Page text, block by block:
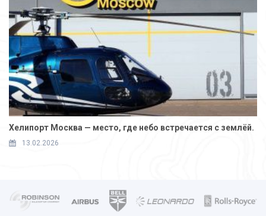
Хелипорт Москва — место, где небо встречается с землёй.
13.02.2026